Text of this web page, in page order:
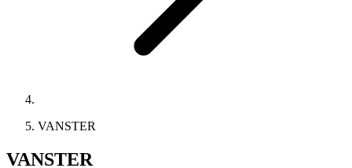
VANSTER
VANSTER